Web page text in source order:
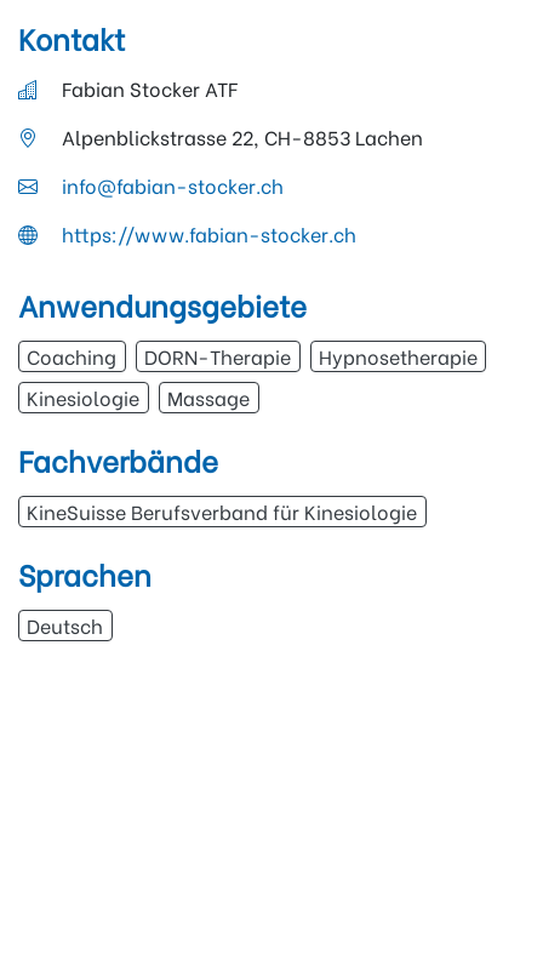
Kontakt
Fabian Stocker ATF
Alpenblickstrasse 22, CH-8853 Lachen
info@fabian-stocker.ch
https://www.fabian-stocker.ch
Anwendungsgebiete
Coaching DORN-Therapie
Hypnosetherapie
Kinesiologie
Massage
Fachverbände
KineSuisse Berufsverband für Kinesiologie
Sprachen
Deutsch